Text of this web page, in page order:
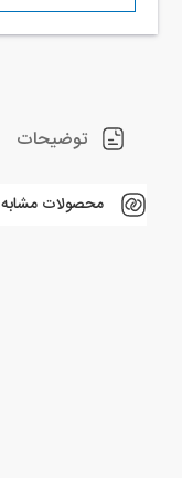
توضیحات
محصولات مشابه